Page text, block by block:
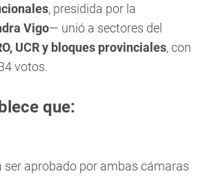
, presidida por la
Vigo— unió a sectores del
UCR y bloques provinciales, con
votos.
que:
ser aprobado por ambas cámaras